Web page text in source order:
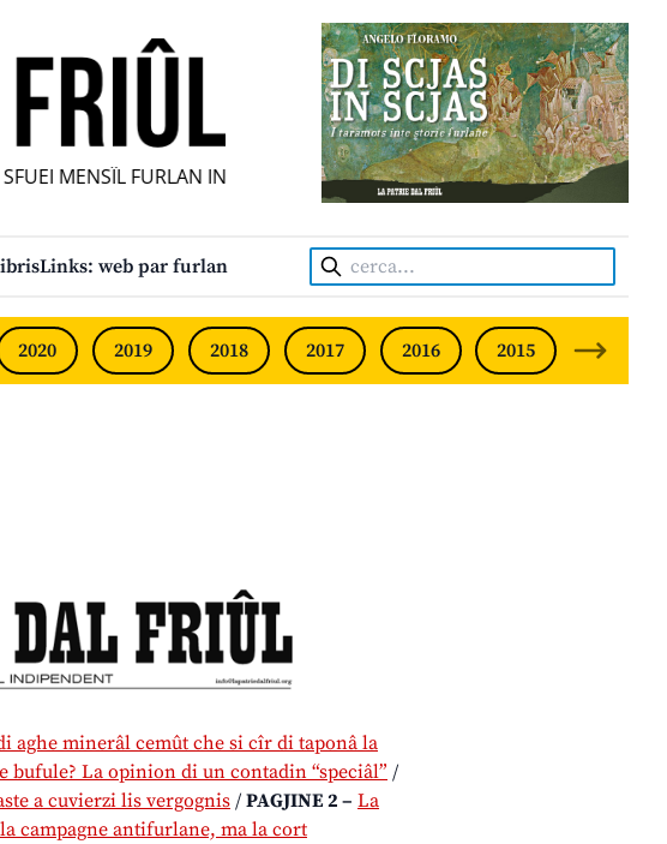
MENSÎL FURLAN INDIPENDENT • INDEPENDENT FRIULIAN MONTHLY
Links: web par furlan Cerca:
2020 2019 2018 2017 2016 2015 2014
aghe minerâl cemût che si cîr di taponâ la
La opinion di un contadin “speciâl” /
a cuvierzi lis vergognis / PAGJINE 2 – La
campagne antifurlane, ma la cort